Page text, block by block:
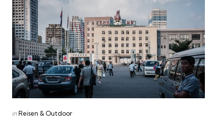
Posted
inReisen & Outdoor